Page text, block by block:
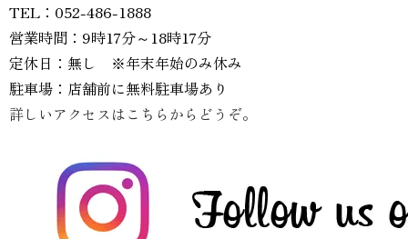
TEL：052-486-1888
営業時間：9時17分～18時17分
定休日：無し ※年末年始のみ休み
駐車場：店舗前に無料駐車場あり
詳しいアクセスはこちらからどうぞ。